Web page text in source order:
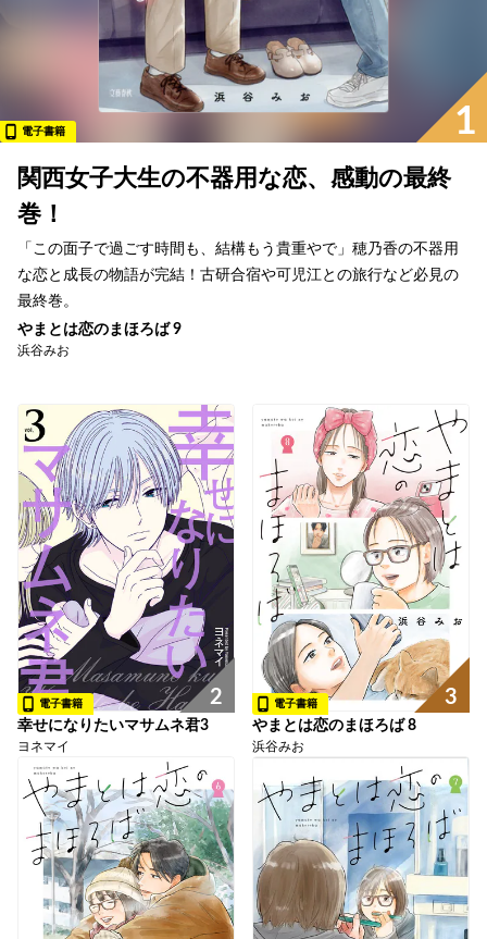
1
電子書籍
関西女子大生の不器用な恋、感動の最終
巻！
「この面子で過ごす時間も、結構もう貴重やで」穂乃香の不器用
な恋と成長の物語が完結！古研合宿や可児江との旅行など必見の
最終巻。
やまとは恋のまほろば 9
浜谷みお
2
電子書籍
幸せになりたいマサムネ君3
ヨネマイ
3
電子書籍
やまとは恋のまほろば 8
浜谷みお